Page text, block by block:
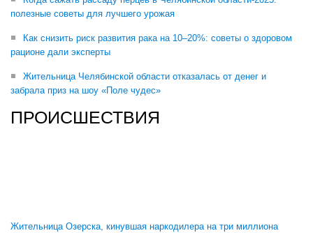
полезные советы для лучшего урожая
Как снизить риск развития рака на 10–20%: советы о здоровом
рационе дали эксперты
Жительница Челябинской области отказалась от денег и
забрала приз на шоу «Поле чудес»
ПРОИСШЕСТВИЯ
Жительница Озерска, кинувшая наркодилера на три миллиона